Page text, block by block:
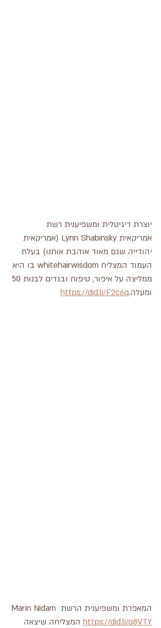
יוצרת דיגיטלית ומשפיענית רשת
אמריקאית Lynn Shabinsky (אמריקאית
יהודייה שגם מאוד אוהבת אותנו) בעלת
העמוד המצליח whitehairwisdom בו היא
ומעלה.https://did.li/F2c6q
המאפרת ומשפיענית הרשת Marin Nidam
https://did.li/q8VTY המצליחה שיצאה